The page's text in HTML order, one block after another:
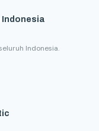
Indonesia
Indonesia.